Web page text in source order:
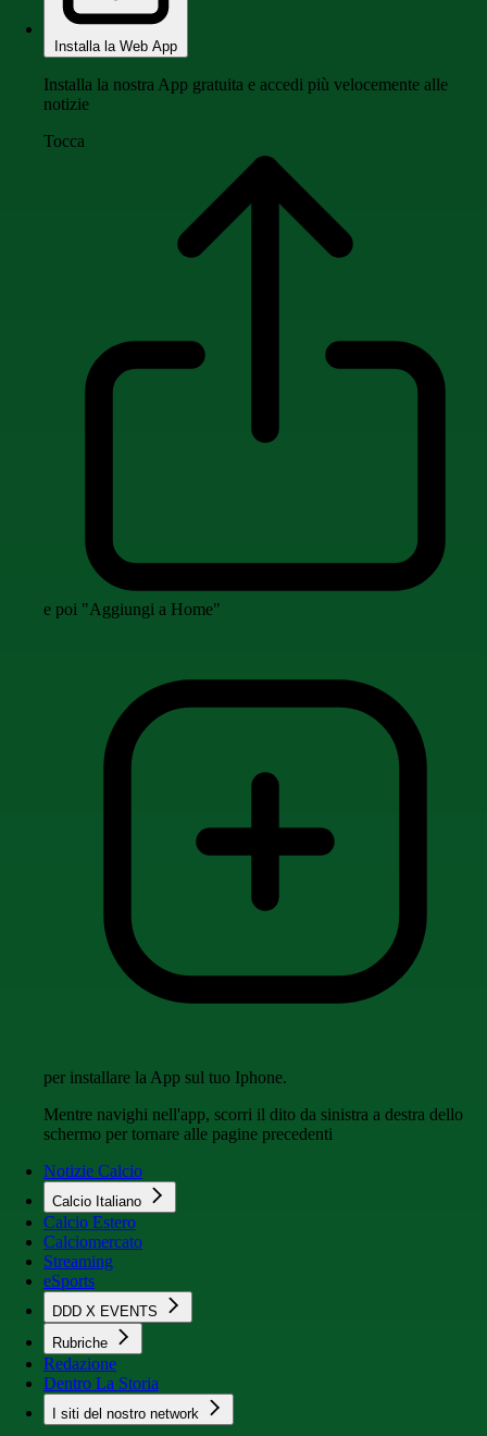
Installa la Web App
Installa la nostra App gratuita e accedi più velocemente alle
notizie
Tocca
e poi "Aggiungi a Home"
per installare la App sul tuo Iphone.
Mentre navighi nell'app, scorri il dito da sinistra a destra dello
schermo per tornare alle pagine precedenti
Notizie Calcio
Calcio Italiano
Calcio Estero
Calciomercato
Streaming
eSports
DDD X EVENTS
Rubriche
Redazione
Dentro La Storia
I siti del nostro network